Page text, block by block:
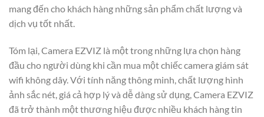
mang đến cho khách hàng những sản phẩm chất lượng và
dịch vụ tốt nhất.
Tóm lại, Camera EZVIZ là một trong những lựa chọn hàng
đầu cho người dùng khi cần mua một chiếc camera giám sát
wifi không dây. Với tính năng thông minh, chất lượng hình
ảnh sắc nét, giá cả hợp lý và dễ dàng sử dụng, Camera EZVIZ
đã trở thành một thương hiệu được nhiều khách hàng tin